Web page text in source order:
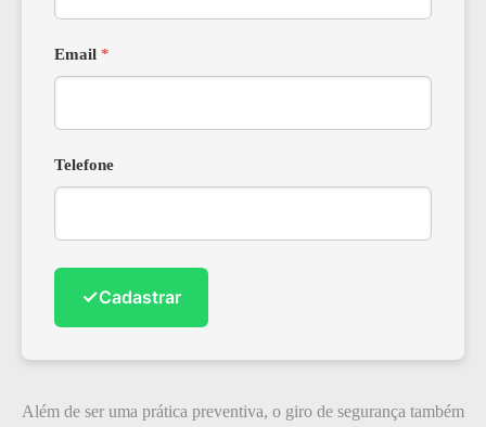
Email *
Telefone
✓Cadastrar
Além de ser uma prática preventiva, o giro de segurança também